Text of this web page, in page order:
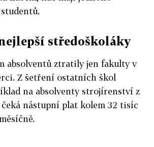
středoškoláky
absolventů ztratily jen fakulty v
Z šetření ostatních škol
na absolventy strojírenství z
nástupní plat kolem 32 tisíc